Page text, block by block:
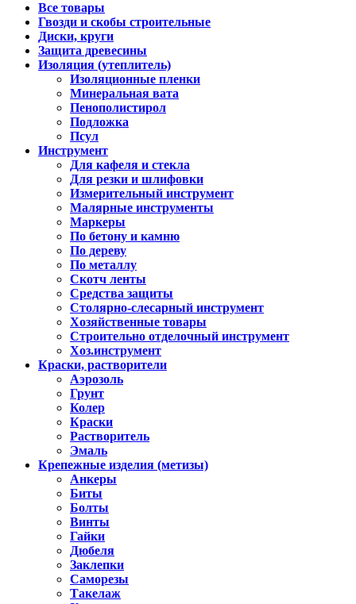
Все товары
Гвозди и скобы строительные
Диски, круги
Защита древесины
Изоляция (утеплитель)
Изоляционные пленки
Минеральная вата
Пенополистирол
Подложка
Псул
Инструмент
Для кафеля и стекла
Для резки и шлифовки
Измерительный инструмент
Малярные инструменты
Маркеры
По бетону и камню
По дереву
По металлу
Скотч ленты
Средства защиты
Столярно-слесарный инструмент
Хозяйственные товары
Строительно отделочный инструмент
Хоз.инструмент
Краски, растворители
Аэрозоль
Грунт
Колер
Краски
Растворитель
Эмаль
Крепежные изделия (метизы)
Анкеры
Биты
Болты
Винты
Гайки
Дюбеля
Заклепки
Саморезы
Такелаж